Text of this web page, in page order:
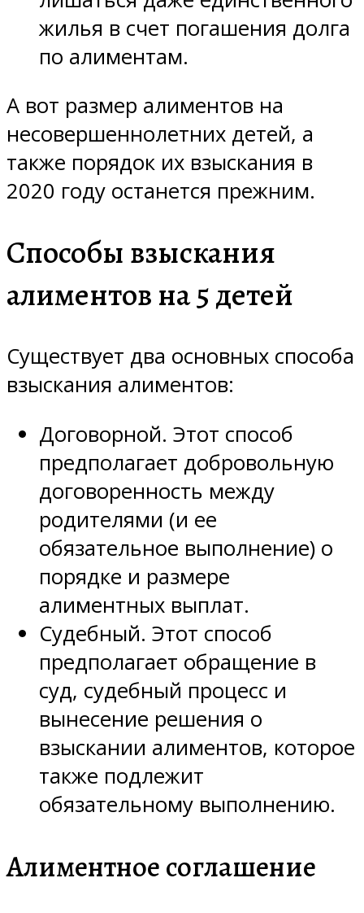
жилья в счет погашения долга
по алиментам.
А вот размер алиментов на
несовершеннолетних детей, а
также порядок их взыскания в
2020 году останется прежним.
Способы взыскания
алиментов на 5 детей
Существует два основных способа
взыскания алиментов:
Договорной. Этот способ
предполагает добровольную
договоренность между
родителями (и ее
обязательное выполнение) о
порядке и размере
алиментных выплат.
Судебный. Этот способ
предполагает обращение в
суд, судебный процесс и
вынесение решения о
взыскании алиментов, которое
также подлежит
обязательному выполнению.
Алиментное соглашение